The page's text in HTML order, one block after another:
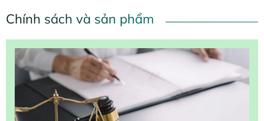
Chính sách và sản phẩm